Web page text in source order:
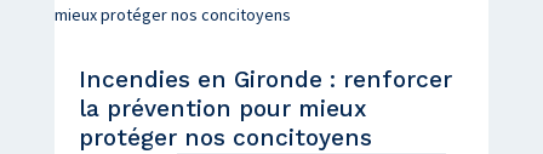
Incendies en Gironde : renforcer
la prévention pour mieux
protéger nos concitoyens